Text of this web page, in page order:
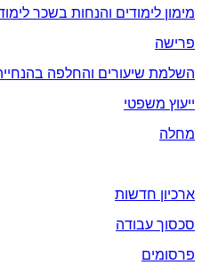
מימון לימודים והנחות בשכר
פרישה
השלמת שיעורים והחלפה
ייעוץ משפטי
מחלה
ארכיון חדשות
סכסוך עבודה
פרסומים